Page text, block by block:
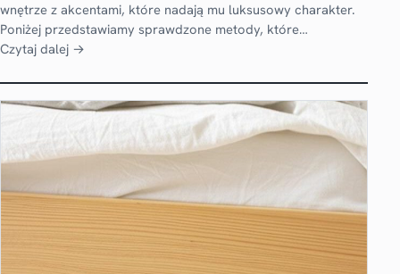
wnętrze z akcentami, które nadają mu luksusowy charakter.
Poniżej przedstawiamy sprawdzone metody, które…
Czytaj dalej →